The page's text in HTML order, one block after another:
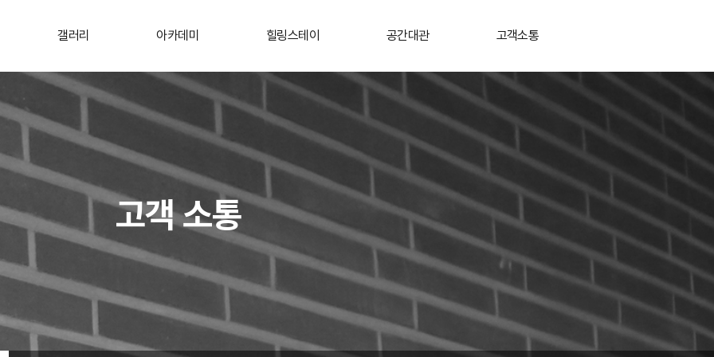
갤러리 아카데미 힐링스테이 공간대관 고객소통
고객 소통